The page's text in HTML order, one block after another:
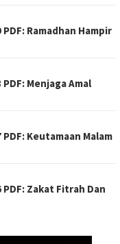
Ramadhan Hampir
Menjaga Amal
Keutamaan Malam
Zakat Fitrah Dan